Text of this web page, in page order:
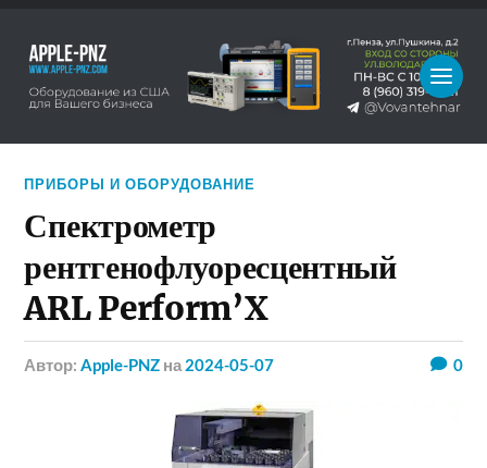
ПРИБОРЫ И ОБОРУДОВАНИЕ
Спектрометр
рентгенофлуоресцентный
ARL Perform’X
Автор:Apple-PNZ на 2024-05-07 0